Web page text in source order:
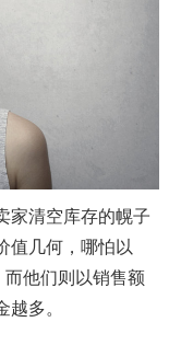
家清空库存的幌子
值几何，哪怕以
他们则以销售额
多。